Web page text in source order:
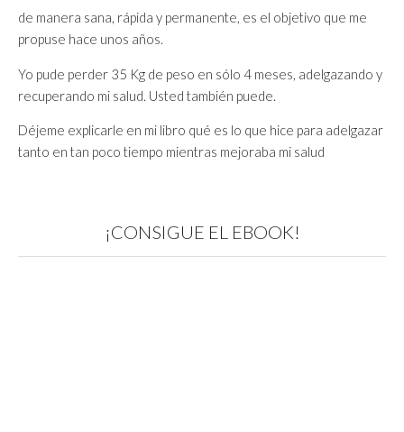
de manera sana, rápida y permanente, es el objetivo que me
propuse hace unos años.
Yo pude perder 35 Kg de peso en sólo 4 meses, adelgazando y
recuperando mi salud. Usted también puede.
Déjeme explicarle en mi libro qué es lo que hice para adelgazar
tanto en tan poco tiempo mientras mejoraba mi salud
¡CONSIGUE EL EBOOK!